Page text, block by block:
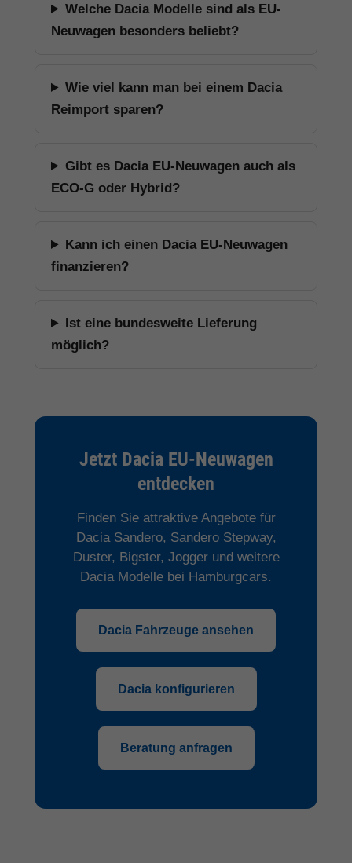
Welche Dacia Modelle sind als EU-
Neuwagen besonders beliebt?
Wie viel kann man bei einem Dacia
Reimport sparen?
Gibt es Dacia EU-Neuwagen auch als
ECO-G oder Hybrid?
Kann ich einen Dacia EU-Neuwagen
finanzieren?
Ist eine bundesweite Lieferung
möglich?
Jetzt Dacia EU-Neuwagen
entdecken
Finden Sie attraktive Angebote für
Dacia Sandero, Sandero Stepway,
Duster, Bigster, Jogger und weitere
Dacia Modelle bei Hamburgcars.
Dacia Fahrzeuge ansehen
Dacia konfigurieren
Beratung anfragen